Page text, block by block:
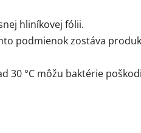
hliníkovej fólii.
podmienok zostáva
30 °C môžu baktérie